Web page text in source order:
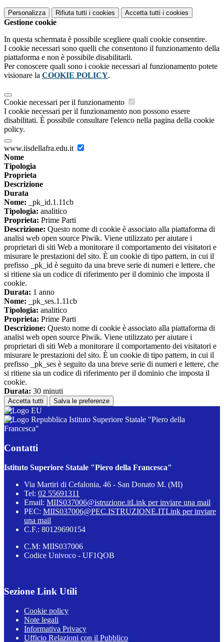
Personalizza Rifiuta tutti i cookies Accetta tutti i cookies
Gestione cookie
In questa schermata è possibile scegliere quali cookie consentire.
I cookie necessari sono quelli che consentono il funzionamento della
piattaforma e non è possibile disabilitarli.
Per conoscere quali sono i cookie necessari al funzionamento potete
visionare la COOKIE POLICY.
Cookie necessari per il funzionamento
I cookie necessari per il funzionamento non possono essere
disabilitati. È possibile consultare l'elenco nella pagina della cookie
policy.
www.iisdellafra.edu.it
Nome
Tipologia
Proprieta
Descrizione
Durata
Nome: _pk_id.1.11cb
Tipologia: analitico
Proprieta: Prime Parti
Descrizione: Questo nome di cookie è associato alla piattaforma di
analisi web open source Piwik. Viene utilizzato per aiutare i
proprietari di siti Web a monitorare il comportamento dei visitatori e
misurare le prestazioni del sito. È un cookie di tipo pattern, in cui il
prefisso _pk_id è seguito da una breve serie di numeri e lettere, che
si ritiene sia un codice di riferimento per il dominio che imposta il
cookie.
Durata: 1 anno
Nome: _pk_ses.1.11cb
Tipologia: analitico
Proprieta: Prime Parti
Descrizione: Questo nome di cookie è associato alla piattaforma di
analisi web open source Piwik. Viene utilizzato per aiutare i
proprietari di siti Web a monitorare il comportamento dei visitatori e
misurare le prestazioni del sito. È un cookie di tipo pattern, in cui il
prefisso _pk_ses è seguito da una breve serie di numeri e lettere, che
si ritiene sia un codice di riferimento per il dominio che imposta il
cookie.
Durata: 30 minuti
Accetta tutti Salva le preferenze
Istituto Superiore Statale "Piero della
Francesca"
Contatti
Istituto Superiore Statale "Piero della Francesca"
Via Martiri di Cefalonia, 46 - San Donato M. (MI)
Tel: 02 55691311
Email: MIIS037006@istruzione.itLink per inviare una mail
PEC: MIIS037006@PEC.ISTRUZIONE.ITLink per inviare
una mail
C.F.: 80129690154
C.M: MIIS037006
Codice Univoco - UF1QOB
Sezione Link Utili
Cookie policy
Note legali
Informativa Privacy
Ufficio Relazioni con il Pubblico